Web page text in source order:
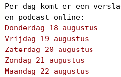
Cabaret
Clips
Discografie
Schnabbel en babbel
Biografie
Agenda
In de pers
Per dag komt er een
en podcast online:
Donderdag 18 augustus
Vrijdag 19 augustus
Zaterdag 20 augustus
Zondag 21 augustus
Maandag 22 augustus